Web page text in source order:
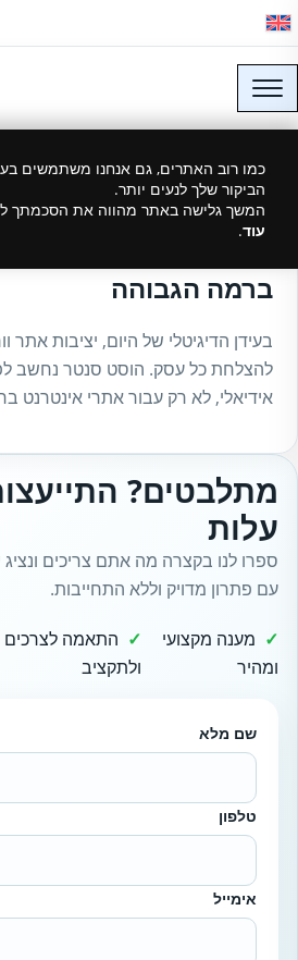
דלג לתוכן
כמו רוב האתרים, גם אנחנו משתמשים
הביקור שלך לנעים יותר.
המשך גלישה באתר מהווה את הסכמתך
עוד.
26/08/2024
ברמה הגבוהה
בעידן הדיגיטלי של היום, יציבות אתר
להצלחת כל עסק. הוסט סנטר נחשב
אידיאלי, לא רק עבור אתרי אינטרנט
מתלבטים?
עלות
ספרו לנו בקצרה מה אתם צריכים ונציג
עם פתרון מדויק וללא התחייבות.
מענה מקצועי
ומהיר
התאמה לצרכים
ולתקציב
שם מלא
טלפון
אימייל